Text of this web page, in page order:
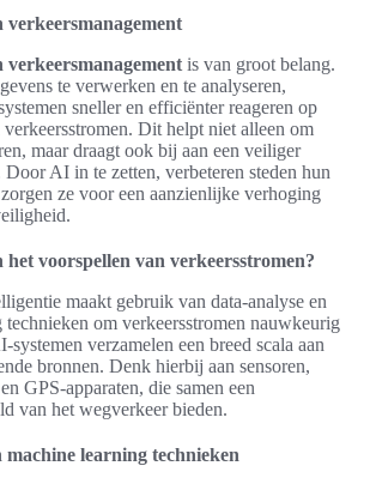
is van groot belang.
te verwerken en te analyseren,
sneller en efficiënter reageren op
Dit helpt niet alleen om
maar draagt ook bij aan een veiliger
Door AI in te zetten, verbeteren steden hun
ze voor een aanzienlijke verhoging
voorspellen van verkeersstromen?
maakt gebruik van data-analyse en
technieken om verkeersstromen nauwkeurig
systemen verzamelen een breed scala aan
bronnen. Denk hierbij aan sensoren,
GPS-apparaten, die samen een
van het wegverkeer bieden.
machine learning technieken